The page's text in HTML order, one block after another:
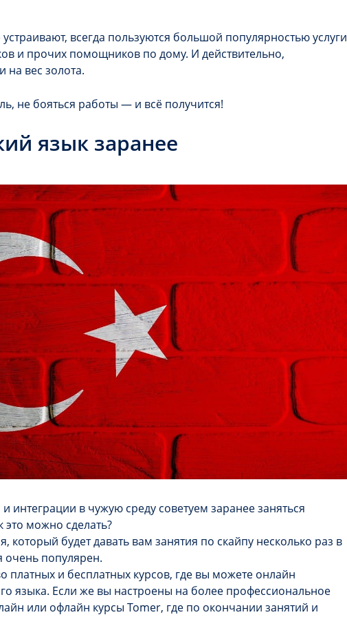
всегда пользуются большой популярностью услуги
и прочих помощников по дому. И действительно,
на вес золота.
не бояться работы — и всё получится!
язык заранее
интеграции в чужую среду советуем заранее заняться
это можно сделать?
который будет давать вам занятия по скайпу несколько раз в
очень популярен.
платных и бесплатных курсов, где вы можете онлайн
языка. Если же вы настроены на более профессиональное
или офлайн курсы Tomer, где по окончании занятий и